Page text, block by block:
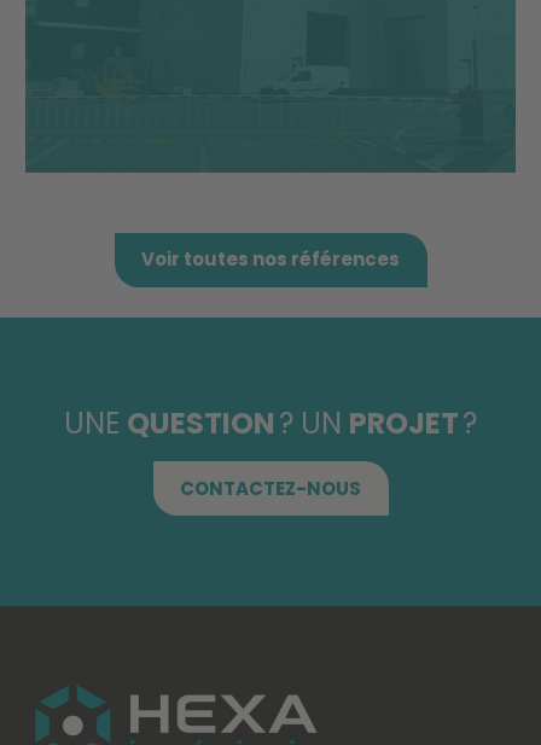
Voir toutes nos références
UNE QUESTION? UN PROJET?
CONTACTEZ-NOUS